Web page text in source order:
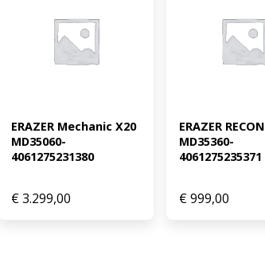
ERAZER Mechanic X20
MD35060-
4061275231380
€3.299,00
ERAZER
MD35360-
4061275235371
€999,00